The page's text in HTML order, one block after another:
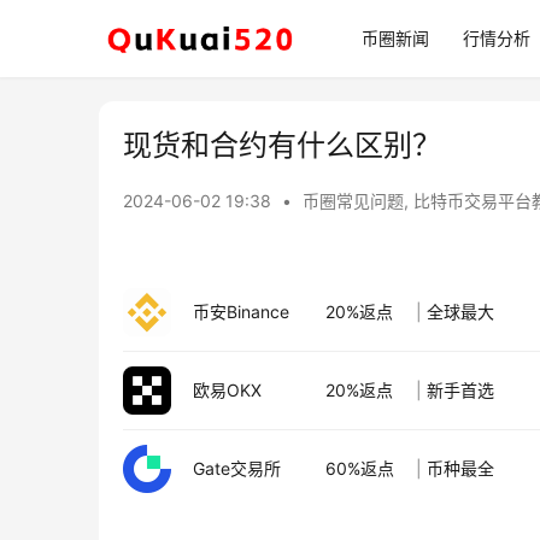
币圈新闻 行情分析
现货和合约有什么区别？
2024-06-02 19:38 • 币圈常见问题, 比特币交易平台
币安Binance 20%返点 全球最大
欧易OKX 20%返点 新手首选
Gate交易所 60%返点 币种最全